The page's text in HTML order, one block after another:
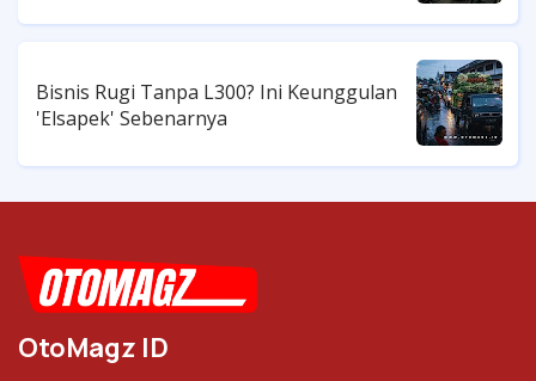
Bisnis Rugi Tanpa L300? Ini Keunggulan
'Elsapek' Sebenarnya
OtoMagz ID